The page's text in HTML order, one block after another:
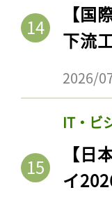
【
下流
2026/
IT・ビ
【
イ